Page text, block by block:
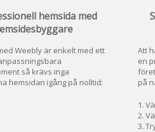
hemsida med
Weebly är enkelt med ett
så krävs inga
hemsidan igång på nolltid:
Att
en
på